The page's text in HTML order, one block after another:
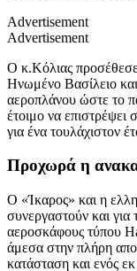
Advertisement
Advertisement
Ο κ.Κόλιας προσέθεσε
Ηνωμένο Βασίλειο
αεροπλάνου ώστε το
έτοιμο να επιστρέψει
για ένα τουλάχιστον
Προχωρά η
Ο «Ίκαρος» και η
συνεργαστούν και για
αεροσκάφους τύπου
άμεσα στην πλήρη
κατάσταση και ενός